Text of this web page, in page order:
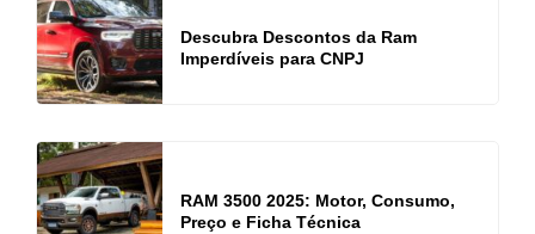
Descubra Descontos da Ram
Imperdíveis para CNPJ
RAM 3500 2025: Motor, Consumo,
Preço e Ficha Técnica